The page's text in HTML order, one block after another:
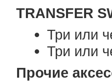
TRANSFER
Три или
Три или
Прочие